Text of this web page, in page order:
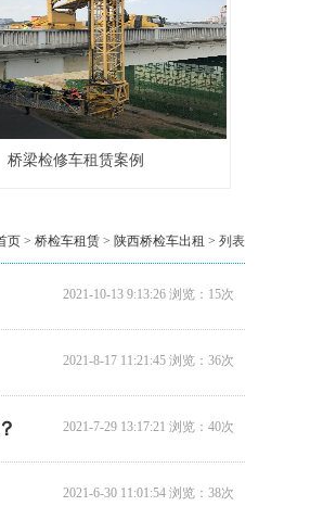
检测车出租…
桥梁检修车租赁案例
页 > 桥检车租赁 > 陕西桥检车出租 > 列表
2021-10-13 9:13:26 浏览：15次
2021-8-17 11:21:45 浏览：36次
2021-7-29 13:17:21 浏览：40次
2021-6-30 11:01:54 浏览：38次